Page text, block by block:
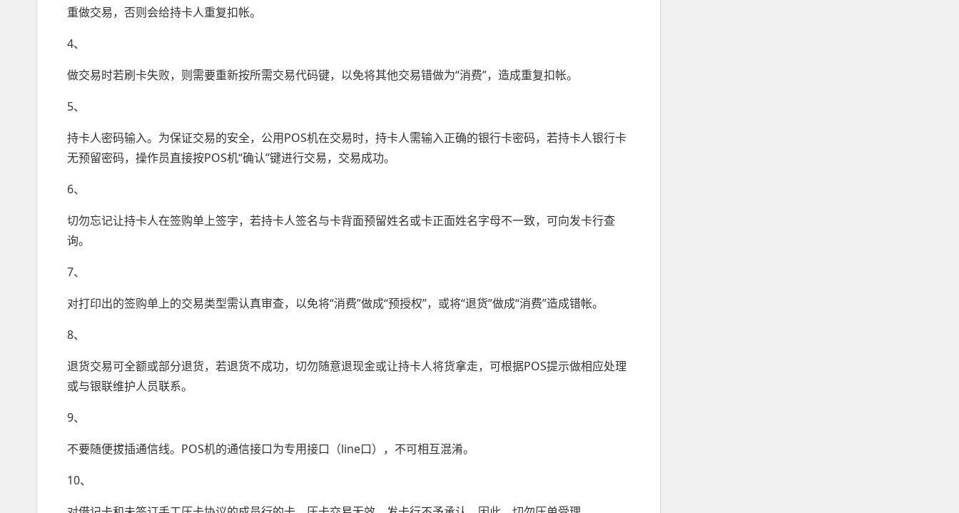
重做交易，否则会给持卡人重复扣帐。
4、
做交易时若刷卡失败，则需要重新按所需交易代码键，以免将其他交易错做为“消费”，造成重复扣帐。
5、
持卡人密码输入。为保证交易的安全，公用POS机在交易时，持卡人需输入正确的银行卡密码，若持卡人银行卡
无预留密码，操作员直接按POS机“确认”键进行交易，交易成功。
6、
切勿忘记让持卡人在签购单上签字，若持卡人签名与卡背面预留姓名或卡正面姓名字母不一致，可向发卡行查
询。
7、
对打印出的签购单上的交易类型需认真审查，以免将“消费”做成“预授权”，或将“退货”做成“消费”造成错帐。
8、
退货交易可全额或部分退货，若退货不成功，切勿随意退现金或让持卡人将货拿走，可根据POS提示做相应处理
或与银联维护人员联系。
9、
不要随便拔插通信线。POS机的通信接口为专用接口（line口），不可相互混淆。
10、